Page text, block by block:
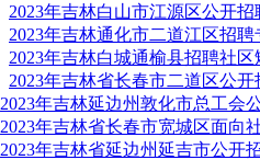
2023年吉林白山市江源区公开
2023年吉林通化市二道江区招聘
2023年吉林白城通榆县招聘社
2023年吉林省长春市二道区公
2023年吉林延边州敦化市总工会
2023年吉林省长春市宽城区面向
2023年吉林省延边州延吉市公开